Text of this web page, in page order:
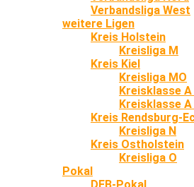
Verbandsliga West
weitere Ligen
Kreis Holstein
Kreisliga M
Kreis Kiel
Kreisliga MO
Kreisklasse A
Kreisklasse A
Kreis Rendsburg-
Kreisliga N
Kreis Ostholstein
Kreisliga O
Pokal
DFB-Pokal